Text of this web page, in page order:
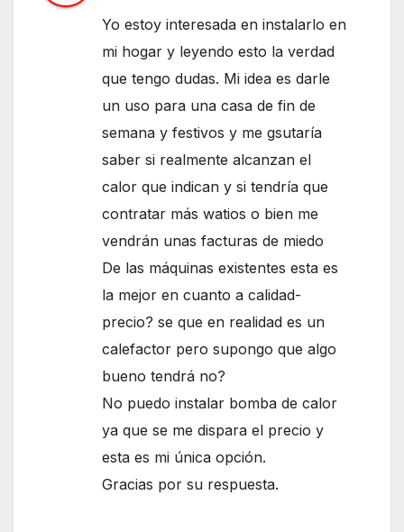
Yo estoy interesada en instalarlo en
mi hogar y leyendo esto la verdad
que tengo dudas. Mi idea es darle
un uso para una casa de fin de
semana y festivos y me gsutaría
saber si realmente alcanzan el
calor que indican y si tendría que
contratar más watios o bien me
vendrán unas facturas de miedo
De las máquinas existentes esta es
la mejor en cuanto a calidad-
precio? se que en realidad es un
calefactor pero supongo que algo
bueno tendrá no?
No puedo instalar bomba de calor
ya que se me dispara el precio y
esta es mi única opción.
Gracias por su respuesta.